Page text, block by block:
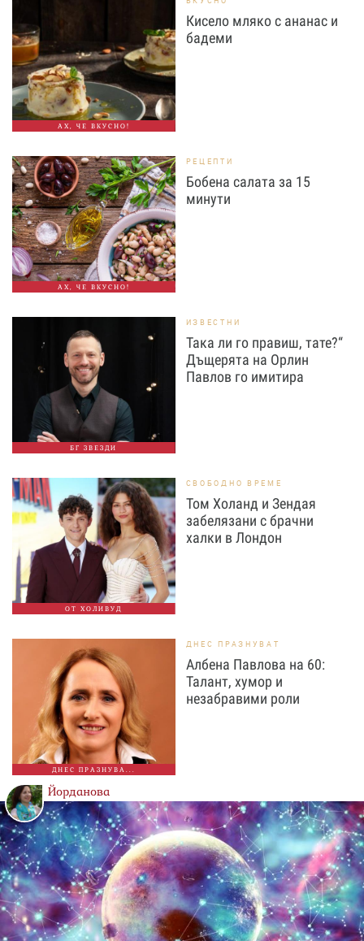
АХ, ЧЕ ВКУСНО!
Кисело мляко с ананас и
бадеми
АХ, ЧЕ ВКУСНО!
РЕЦЕПТИ
Бобена салата за 15
минути
БГ ЗВЕЗДИ
ИЗВЕСТНИ
Така ли го правиш, тате?“
Дъщерята на Орлин
Павлов го имитира
ОТ ХОЛИВУД
СВОБОДНО ВРЕМЕ
Том Холанд и Зендая
забелязани с брачни
халки в Лондон
ДНЕС ПРАЗНУВА...
ДНЕС ПРАЗНУВАТ
Албена Павлова на 60:
Талант, хумор и
незабравими роли
Йорданова